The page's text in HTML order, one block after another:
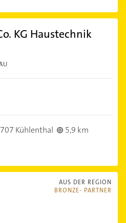
KG Haustechnik
Kühlenthal
5,9 km
AUS DER REGION
BRONZE- PARTNER